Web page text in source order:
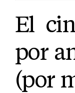
El
por
(por